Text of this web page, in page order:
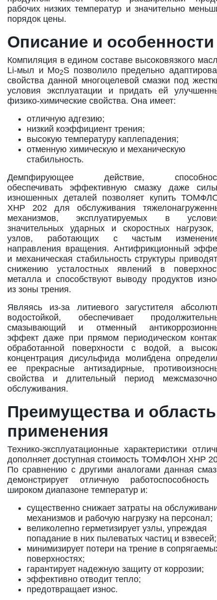
рабочих низких температур и значительно
порядок цены.
Описание и особенности
Компиляция в едином составе высоковязкого
Li-мыл и Mo2S позволило предельно
свойства данной многоцелевой смазки под
условия эксплуатации и придать ей
физико-химические свойства. Она имеет:
отличную адгезию;
низкий коэффициент трения;
высокую температуру каплепадения;
отменную химическую и механическую
стабильность.
Демпфирующее действие,
обеспечивать эффективную смазку даже
изношенных деталей позволяет купить
XHP 202 для обслуживания
механизмов, эксплуатируемых в
значительных ударных и скоростных
узлов, работающих с частым
направления вращения. Антифрикционный
и механическая стабильность структуры
снижению усталостных явлений в
металла и способствуют выводу продуктов
из зоны трения.
Являясь из-за литиевого загустителя
водостойкой, обеспечивает
смазывающий и отменный
эффект даже при прямом периодическом
обработанной поверхности с водой, а
концентрация дисульфида молибдена
ее прекрасные антизадирные,
свойства и длительный период
обслуживания.
Преимущества и область
применения
Технико-эксплуатационные характеристики
дополняет доступная стоимость ТОМФЛОН XHP
По сравнению с другими аналогами данная
демонстрирует отличную
широком диапазоне температур и:
существенно снижает затраты на
механизмов и рабочую нагрузку на персонал;
великолепно герметизирует узлы, упреждая
попадание в них пылеватых частиц и взвесей;
минимизирует потери на трение в
поверхностях;
гарантирует надежную защиту от коррозии;
эффективно отводит тепло;
предотвращает износ.